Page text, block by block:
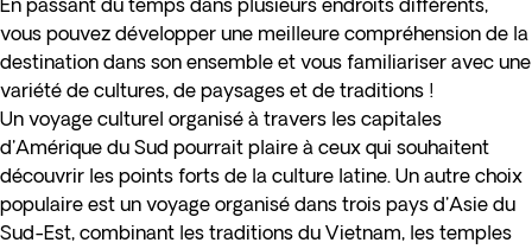
En passant du temps dans plusieurs endroits différents,
vous pouvez développer une meilleure compréhension de la
destination dans son ensemble et vous familiariser avec une
variété de cultures, de paysages et de traditions !
Un voyage culturel organisé à travers les capitales
d'Amérique du Sud pourrait plaire à ceux qui souhaitent
découvrir les points forts de la culture latine. Un autre choix
populaire est un voyage organisé dans trois pays d'Asie du
Sud-Est, combinant les traditions du Vietnam, les temples